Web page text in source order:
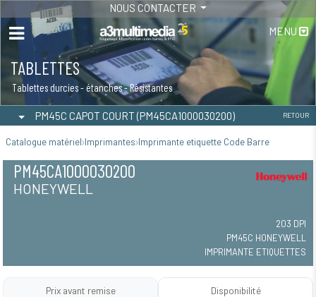
NOUS CONTACTER
MENU
TABLETTES
Tablettes durcies - étanches - Résistantes
PM45C CAPOT COURT (PM45CA1000030200) RETOUR
Catalogue matériel Imprimantes Imprimante etiquette Code Barre
PM45CA1000030200
HONEYWELL
203 DPI
PM45C HONEYWELL
IMPRIMANTE ETIQUETTES
Prix avant remise Disponibilité